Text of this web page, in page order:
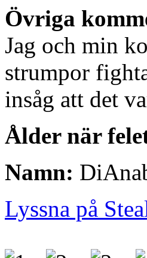
Övriga
Jag och min
strumpor
insåg att det
Ålder när
Namn:
Lyssna på